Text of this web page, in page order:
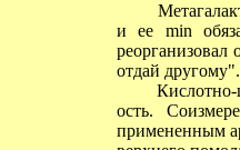
и ее min
отдай другому".
Кислотно-
ость.
примененным